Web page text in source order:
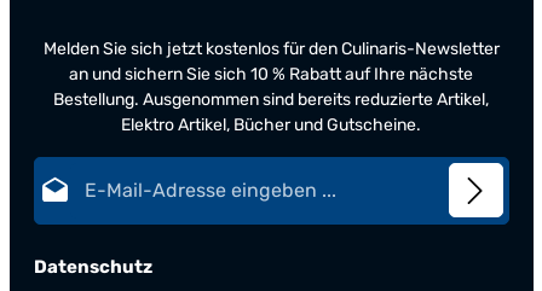
Melden Sie sich jetzt kostenlos für den Culinaris-Newsletter
an und sichern Sie sich 10 % Rabatt auf Ihre nächste
Bestellung. Ausgenommen sind bereits reduzierte Artikel,
Elektro Artikel, Bücher und Gutscheine.
Datenschutz